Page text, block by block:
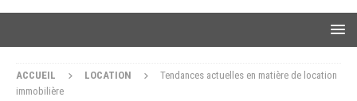
ACCUEIL LOCATION
Tendances actuelles en matière de location
immobilière